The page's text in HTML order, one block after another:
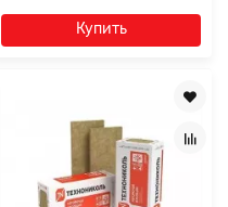
Купить